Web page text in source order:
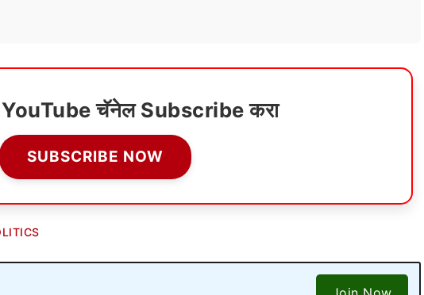
YouTube चॅनेल Subscribe करा
SUBSCRIBE NOW